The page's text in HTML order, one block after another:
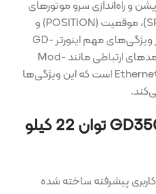
و راه‌اندازی سرو موتورهای
مختلف در مدهای سرعت (SPEED)، موقعیت (POSITION) و
کنترل گشتاور را دارند. یکی دیگر از ویژگی‌های مهم اینورتر GD-
350 قابلیت اتصال از طریق انواع مدهای ارتباطی مانند Mod-
bus، profile-bus، DP-bus و Ethernet است که این ویژگی‌ها
ویژگی های اینورتر GD350A توان 22 کیلو